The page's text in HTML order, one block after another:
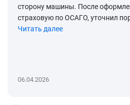
сторону машины. После
страховую по ОСАГО, уточнил
Читать далее
06.04.2026